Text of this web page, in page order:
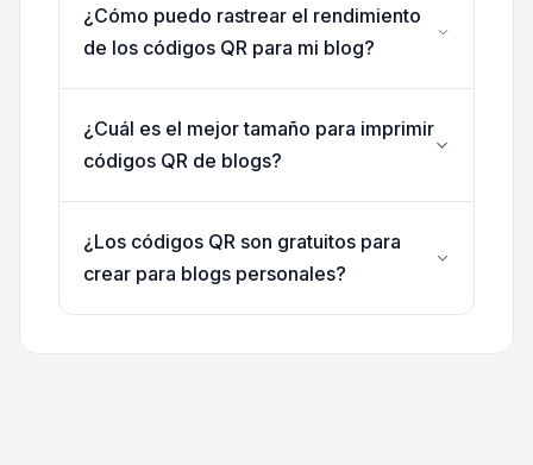
¿Cómo puedo rastrear el rendimiento
de los códigos QR para mi blog?
¿Cuál es el mejor tamaño para imprimir
códigos QR de blogs?
¿Los códigos QR son gratuitos para
crear para blogs personales?